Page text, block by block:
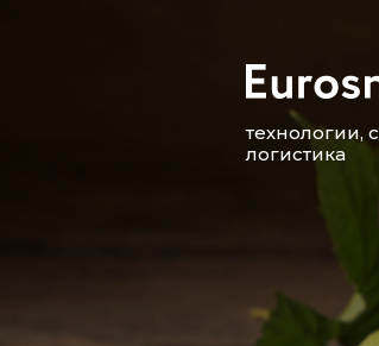
технологии,
логистика